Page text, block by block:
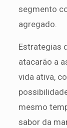
segmento
agregado.
Estrategias
atacarão a
vida ativa,
mesmo
sabor da